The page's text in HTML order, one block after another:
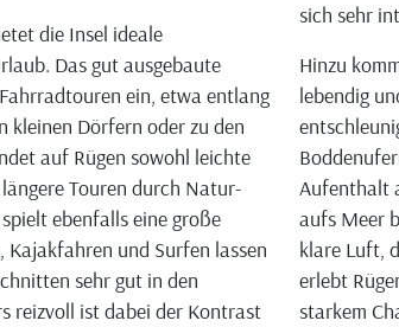
die Insel ideale
Das gut ausgebaute
ein, etwa entlang
kleinen Dörfern oder zu den
auf Rügen sowohl leichte
Touren durch Natur-
ebenfalls eine große
Kajakfahren und Surfen lassen
sehr gut in den
reizvoll ist dabei der Kontrast
sich sehr
Hinzu
lebendig
Aufenthalt
aufs Meer
klare Luft,
erlebt
starkem